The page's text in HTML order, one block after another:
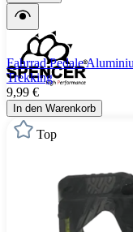
Fahrrad Pedale
Trekking
9,99 €
In den Warenkorb
Top